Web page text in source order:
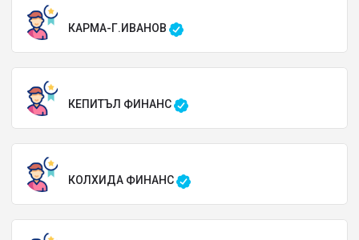
КАРМА-Г.ИВАНОВ
КЕПИТЪЛ ФИНАНС
КОЛХИДА ФИНАНС